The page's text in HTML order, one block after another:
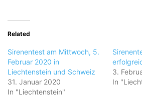
Related
Sirenentest am Mittwoch, 5.
Februar 2020 in
Liechtenstein und Schweiz
31. Januar 2020
In "Liechtenstein"
3.
In